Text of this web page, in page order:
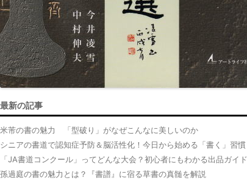
最新の記事
米芾の書の魅力 「型破り」がなぜこんなに美しいのか
シニアの書道で認知症予防＆脳活性化！今日から始める「書く」習慣
「JA書道コンクール」ってどんな大会？初心者にもわかる出品ガイド
孫過庭の書の魅力とは？『書譜』に宿る草書の真髄を解説